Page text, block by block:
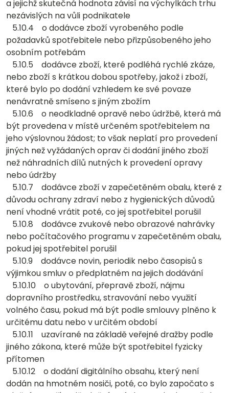
a jejichž skutečná hodnota závisí na výchylkách trhu
nezávislých na vůli podnikatele
5.10.4 o dodávce zboží vyrobeného podle
požadavků spotřebitele nebo přizpůsobeného jeho
osobním potřebám
5.10.5 dodávce zboží, které podléhá rychlé zkáze,
nebo zboží s krátkou dobou spotřeby, jakož i zboží,
které bylo po dodání vzhledem ke své povaze
nenávratně smíseno s jiným zbožím
5.10.6 o neodkladné opravě nebo údržbě, která má
být provedena v místě určeném spotřebitelem na
jeho výslovnou žádost; to však neplatí pro provedení
jiných než vyžádaných oprav či dodání jiného zboží
než náhradních dílů nutných k provedení opravy
nebo údržby
5.10.7 dodávce zboží v zapečetěném obalu, které z
důvodu ochrany zdraví nebo z hygienických důvodů
není vhodné vrátit poté, co jej spotřebitel porušil
5.10.8 dodávce zvukové nebo obrazové nahrávky
nebo počítačového programu v zapečetěném obalu,
pokud jej spotřebitel porušil
5.10.9 dodávce novin, periodik nebo časopisů s
výjimkou smluv o předplatném na jejich dodávání
5.10.10 o ubytování, přepravě zboží, nájmu
dopravního prostředku, stravování nebo využití
volného času, pokud má být podle smlouvy plněno k
určitému datu nebo v určitém období
5.10.11 uzavírané na základě veřejné dražby podle
jiného zákona, které může být spotřebitel fyzicky
přítomen
5.10.12 o dodání digitálního obsahu, který není
dodán na hmotném nosiči, poté, co bylo započato s